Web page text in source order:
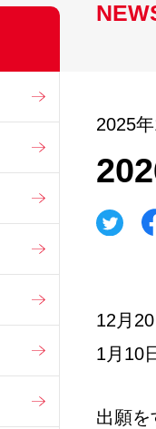
2025
12月
1月10
出願を